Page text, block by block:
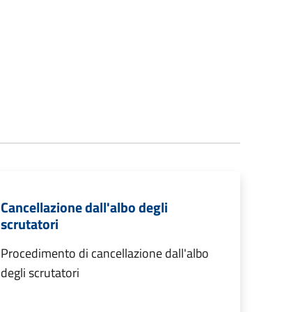
Cancellazione dall'albo degli
scrutatori
Procedimento di cancellazione dall'albo
degli scrutatori